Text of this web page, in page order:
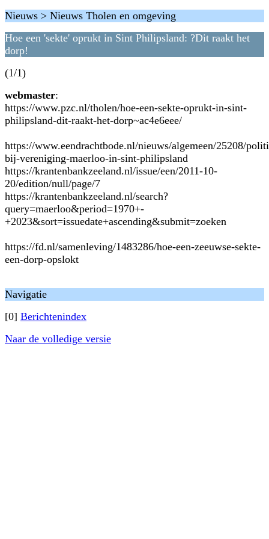
Nieuws > Nieuws Tholen en omgeving
Hoe een 'sekte' oprukt in Sint Philipsland: ?Dit raakt het
dorp!
(1/1)
webmaster:
https://www.pzc.nl/tholen/hoe-een-sekte-oprukt-in-sint-
philipsland-dit-raakt-het-dorp~ac4e6eee/
https://www.eendrachtbode.nl/nieuws/algemeen/25208/
bij-vereniging-maerloo-in-sint-philipsland
https://krantenbankzeeland.nl/issue/een/2011-10-
20/edition/null/page/7
https://krantenbankzeeland.nl/search?
query=maerloo&period=1970+-
+2023&sort=issuedate+ascending&submit=zoeken
https://fd.nl/samenleving/1483286/hoe-een-zeeuwse-sekte-
een-dorp-opslokt
Navigatie
[0] Berichtenindex
Naar de volledige versie